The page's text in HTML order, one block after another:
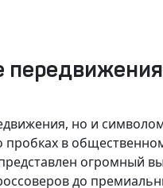
но и
в
огромный
до